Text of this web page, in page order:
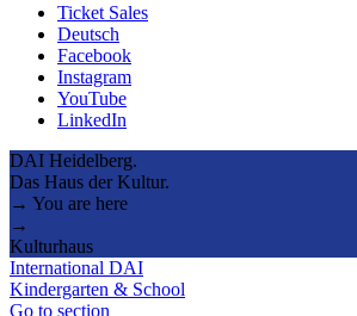
Ticket Sales
Deutsch
Facebook
Instagram
YouTube
LinkedIn
DAI Heidelberg.
Das Haus der Kultur.
→ You are here
→
Kulturhaus
International DAI
Kindergarten & School
Go to section